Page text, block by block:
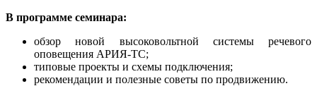
В программе семинара:
обзор новой высоковольтной системы речевого
оповещения АРИЯ-ТС;
типовые проекты и схемы подключения;
рекомендации и полезные советы по продвижению.